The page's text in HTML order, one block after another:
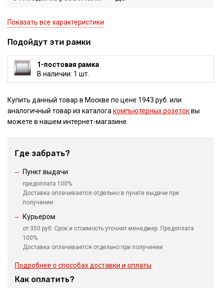
Показать все характеристики
Подойдут эти рамки
1-постовая рамка
В наличии: 1 шт.
Купить данный товар в Москве по цене 1943 руб. или
аналогичный товар из каталогакомпьютерных розетоквы
можете в нашем интернет-магазине.
Где забрать?
Пункт выдачи
предоплата 100%
Доставка оплачивается отдельно в пункте выдачи при
получении
Курьером
от 350 руб. Срок и стоимость уточнит менеджер. Предоплата
100%
Доставка оплачивается отдельно при получении
Подробнее о способах доставки и оплаты
Как оплатить?